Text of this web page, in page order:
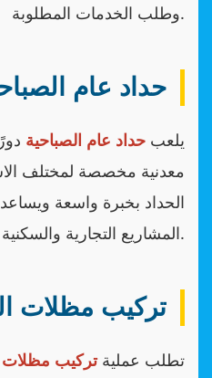
وطلب الخدمات المطلوبة.
حداد عام
يلعب حداد عام الصباحية
معدنية مخصصة لمختلف
الحداد بخبرة واسعة
المشاريع التجارية والسكنية.
تركيب مظلات
تطلب عمليةتركيب مظلات